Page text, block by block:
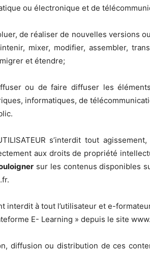
ou électronique et de
de réaliser de nouvelles versions
mixer, modifier, assembler,
et étendre;
ou de faire diffuser les
informatiques, de
s’interdit tout
aux droits de propriété
sur les contenus disponibles
interdit à tout l’utilisateur et e-
E- Learning » depuis le site
diffusion ou distribution de ces